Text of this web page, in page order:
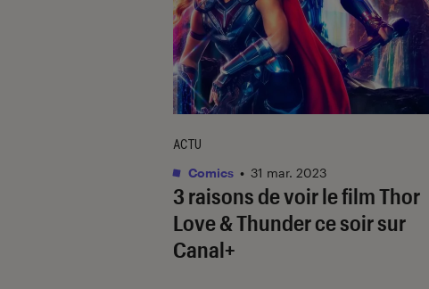
3 raisons de voir le filmThor
Love & Thunderce soir sur
Canal+
ACTU
Comics • 31 mar. 2023